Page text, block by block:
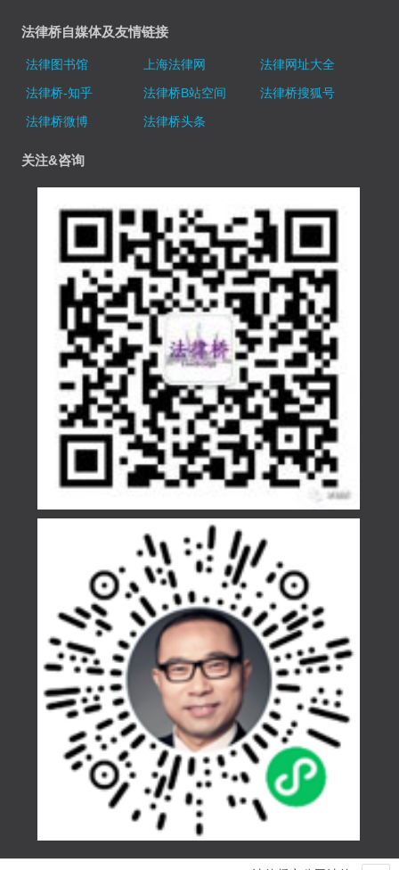
法律桥自媒体及友情链接
法律图书馆 上海法律网
法律网址大全
法律桥-知乎
法律桥B站空间
法律桥搜狐号
法律桥微博
法律桥头条
关注&咨询